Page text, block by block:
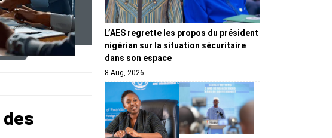
L’AES regrette les propos du président
nigérian sur la situation sécuritaire
dans son espace
8 Aug, 2026